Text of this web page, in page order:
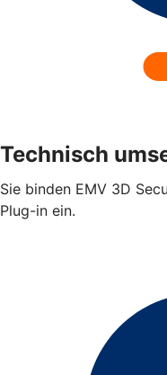
Technisch
Sie binden EMV 3D
Plug-in ein.